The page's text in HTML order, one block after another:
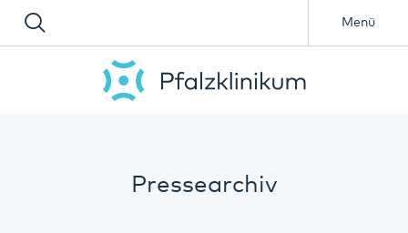
Menü
Pressearchiv